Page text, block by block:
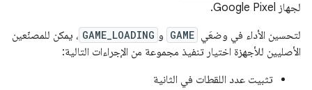
لجهاز Google Pixel.
لتحسين الأداء في وضعَي GAME و GAME_LOADING ، يمكن للمصنّعين
الأصليين للأجهزة اختيار تنفيذ مجموعة من الإجراءات التالية:
تثبيت عدد اللقطات في الثانية